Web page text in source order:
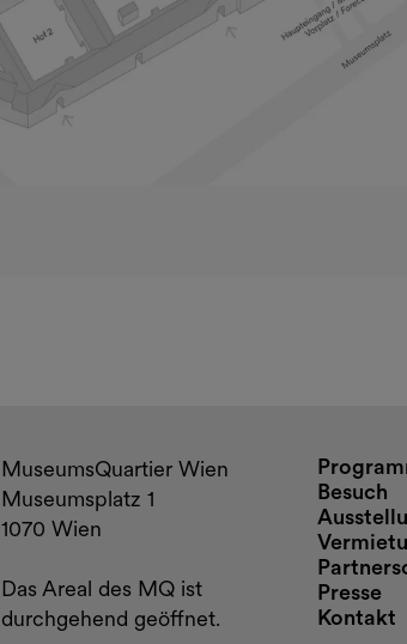
Kontakt und
MuseumsQuartier Wien
Museumsplatz 1
1070 Wien
Das Areal des MQ ist
durchgehend geöffnet.
Besuch
Presse
Kontakt